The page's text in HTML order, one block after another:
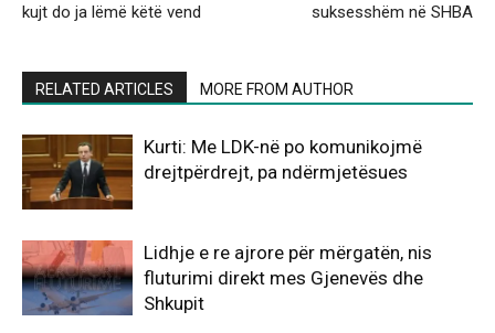
kujt do ja lëmë këtë vend
suksesshëm në SHBA
RELATED ARTICLES MORE FROM AUTHOR
Kurti: Me LDK-në po komunikojmë
drejtpërdrejt, pa ndërmjetësues
Lidhje e re ajrore për mërgatën, nis
fluturimi direkt mes Gjenevës dhe
Shkupit